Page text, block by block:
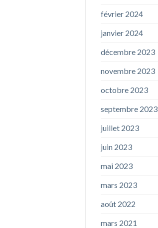
février 2024
janvier 2024
décembre 2023
novembre 2023
octobre 2023
septembre 2023
juillet 2023
juin 2023
mai 2023
mars 2023
août 2022
mars 2021